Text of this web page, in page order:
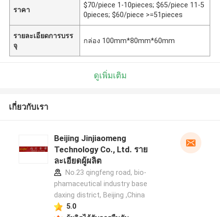
ราคา
$70/piece 1-10pieces; $65/piece 11-5
0pieces; $60/piece >=51pieces
รายละเอียดการบรร
จุ
กล่อง 100mm*80mm*60mm
ดูเพิ่มเติม
เกี่ยวกับเรา
Beijing Jinjiaomeng
Technology Co., Ltd. ราย
ละเอียดผู้ผลิต
No.23 qingfeng road, bio-
phamaceutical industry base
daxing district, Beijing ,China
5.0